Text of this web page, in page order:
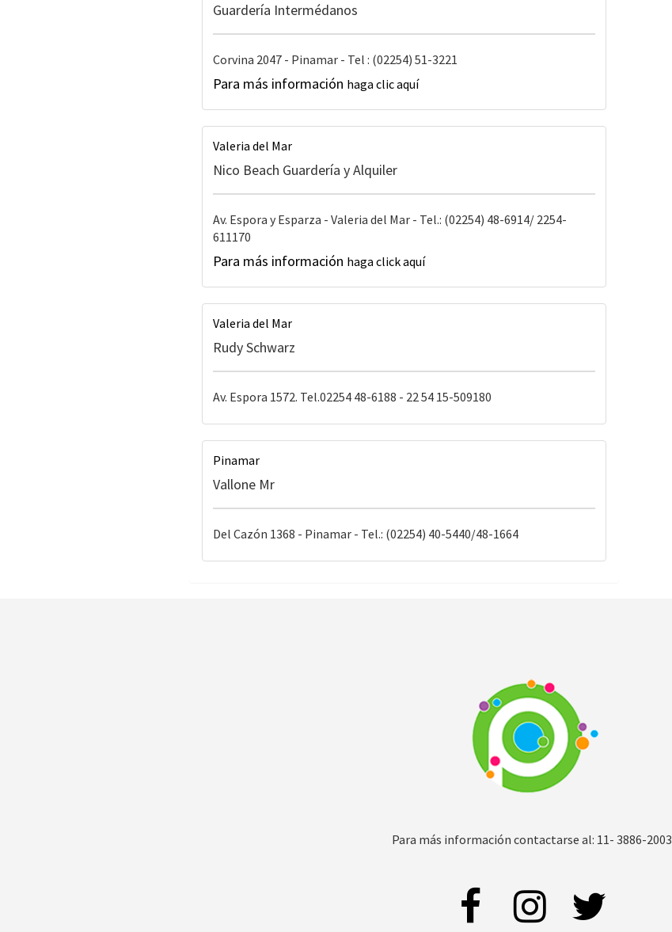
Guardería Intermédanos
Corvina 2047 - Pinamar - Tel : (02254) 51-3221
Para más información haga clic aquí
Valeria del Mar
Nico Beach Guardería y Alquiler
Av. Espora y Esparza - Valeria del Mar - Tel.: (02254) 48-6914/ 2254-
611170
Para más información haga click aquí
Valeria del Mar
Rudy Schwarz
Av. Espora 1572. Tel.02254 48-6188 - 22 54 15-509180
Pinamar
Vallone Mr
Del Cazón 1368 - Pinamar - Tel.: (02254) 40-5440/48-1664
Para más información contactarse al: 11- 3886-2003